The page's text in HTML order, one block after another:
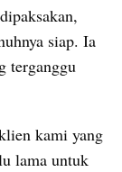
siap. Ia
terganggu
kami yang
lama untuk